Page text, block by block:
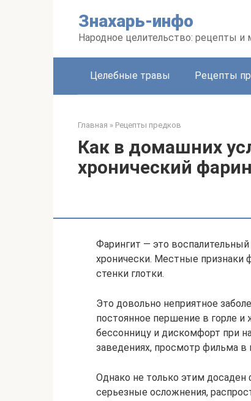
Знахарь-инфо
Народное целительство: рецепты и
Целебные травы Рецепты
Главная » Рецепты предков
Как в домашних
хронический
Фарингит — это
хронически. Местные признаки
стенки глотки.
Это довольно неприятное
постоянное першение в горле
бессонницу и дискомфорт при
заведениях, просмотр фильма в
Однако не только этим
серьезные осложнения,